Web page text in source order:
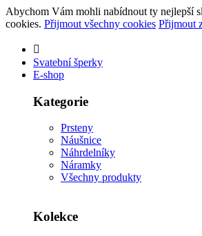
Abychom Vám mohli nabídnout ty nejlepší
cookies. Přijmout všechny cookies Přijmout
Svatební šperky
E-shop
Kategorie
Prsteny
Náušnice
Náhrdelníky
Náramky
Všechny produkty
Kolekce